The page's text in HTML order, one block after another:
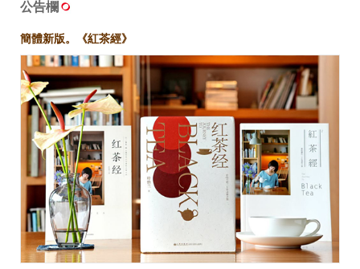
公告欄
簡體新版。《紅茶經》